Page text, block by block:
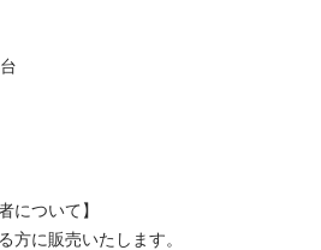
について】
⽅に販売いたします。